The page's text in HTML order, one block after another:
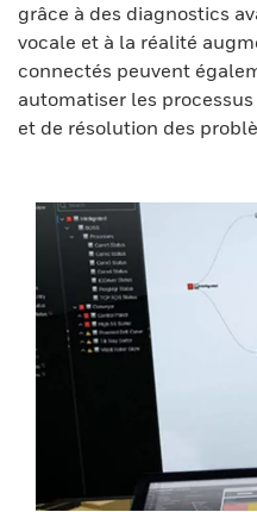
grâce à des diagnostics
vocale et à la réalité
connectés peuvent
automatiser les
et de résolution des